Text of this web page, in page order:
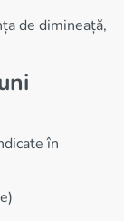
de dimineață,
în